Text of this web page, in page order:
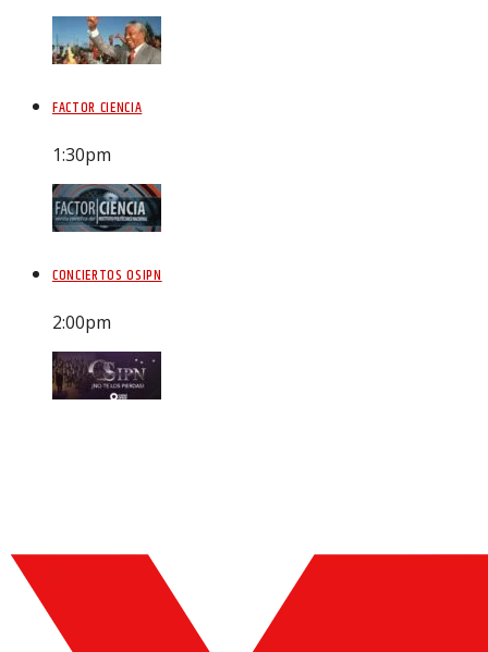
FACTOR CIENCIA
1:30pm
CONCIERTOS OSIPN
2:00pm